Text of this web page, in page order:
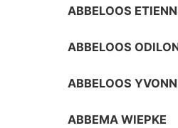
ABBELOOS
ABBELOOS
ABBELOOS
ABBEMA WIEPKE